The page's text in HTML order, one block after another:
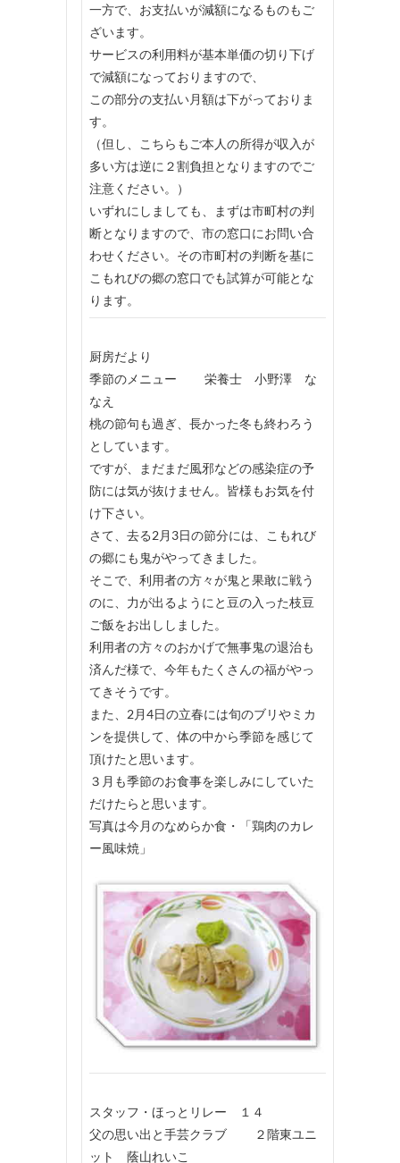
一方で、お支払いが減額になるものもご
ざいます。
サービスの利用料が基本単価の切り下げ
で減額になっておりますので、
この部分の支払い月額は下がっておりま
す。
（但し、こちらもご本人の所得が収入が
多い方は逆に２割負担となりますのでご
注意ください。）
いずれにしましても、まずは市町村の判
断となりますので、市の窓口にお問い合
わせください。その市町村の判断を基に
こもれびの郷の窓口でも試算が可能とな
ります。
厨房だより
季節のメニュー 栄養士 小野澤 な
なえ
桃の節句も過ぎ、長かった冬も終わろう
としています。
ですが、まだまだ風邪などの感染症の予
防には気が抜けません。皆様もお気を付
け下さい。
さて、去る2月3日の節分には、こもれび
の郷にも鬼がやってきました。
そこで、利用者の方々が鬼と果敢に戦う
のに、力が出るようにと豆の入った枝豆
ご飯をお出ししました。
利用者の方々のおかげで無事鬼の退治も
済んだ様で、今年もたくさんの福がやっ
てきそうです。
また、2月4日の立春には旬のブリやミカ
ンを提供して、体の中から季節を感じて
頂けたと思います。
３月も季節のお食事を楽しみにしていた
だけたらと思います。
写真は今月のなめらか食・「鶏肉のカレ
ー風味焼」
スタッフ・ほっとリレー １４
父の思い出と手芸クラブ ２階東ユニ
ット 蔭山れいこ